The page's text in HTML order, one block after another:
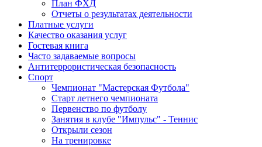
План ФХД
Отчеты о результатах деятельности
Платные услуги
Качество оказания услуг
Гостевая книга
Часто задаваемые вопросы
Антитеррористическая безопасность
Спорт
Чемпионат "Мастерская Футбола"
Старт летнего чемпионата
Первенство по футболу
Занятия в клубе "Импульс" - Теннис
Открыли сезон
На тренировке